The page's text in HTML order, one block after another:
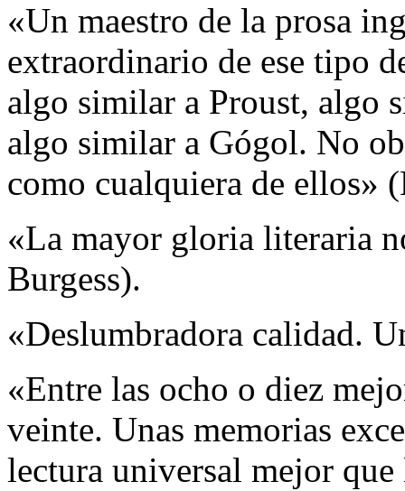
«Un maestro de la prosa
extraordinario de ese tipo
algo similar a Proust, algo
algo similar a Gógol. No
como cualquiera de ellos»
«La mayor gloria literaria
Burgess).
«Deslumbradora calidad.
«Entre las ocho o diez
veinte. Unas memorias
lectura universal mejor